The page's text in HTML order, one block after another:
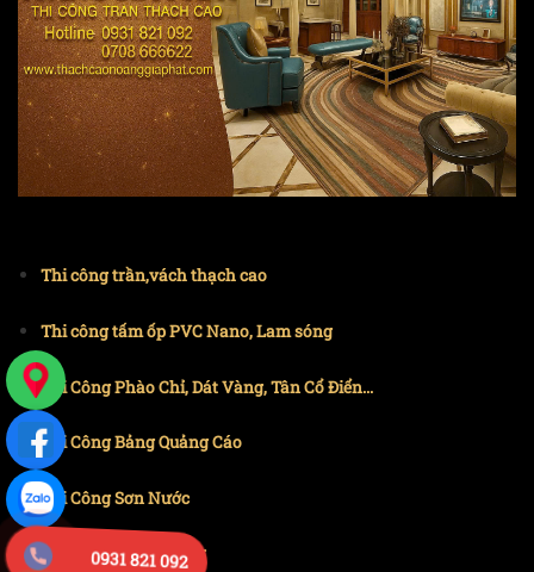
Thi công trần,vách thạch cao
Thi công tấm ốp PVC Nano, Lam sóng
Thi Công Phào Chỉ, Dát Vàng, Tân Cổ Điển...
Thi Công Bảng Quảng Cáo
Thi Công Sơn Nước
Thi Công Trần Gương
0931 821 092